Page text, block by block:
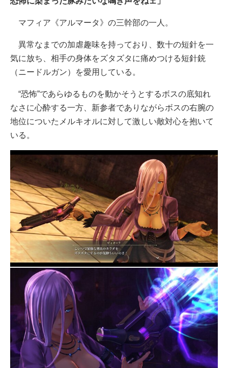
マフィア《アルマータ》の三幹部の一人。
異常なまでの加虐趣味を持っており、数十の短針を一
気に放ち、相手の身体をズタズタに痛めつける短針銃
（ニードルガン）を愛用している。
“恐怖”であらゆるものを動かそうとするボスの底知れ
なさに心酔する一方、新参者でありながらボスの右腕の
地位についたメルキオルに対して激しい敵対心を抱いて
いる。